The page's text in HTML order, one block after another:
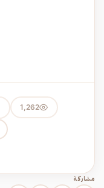
1,262
مشاركة